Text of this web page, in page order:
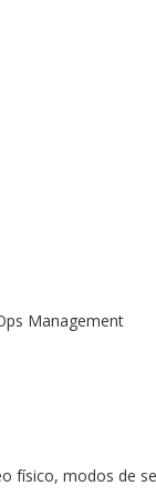
Management
físico, modos de